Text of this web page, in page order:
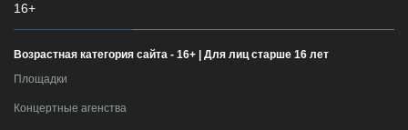
16+
Возрастная категория сайта - 16+ | Для лиц старше 16 лет
Площадки
Концертные агенства